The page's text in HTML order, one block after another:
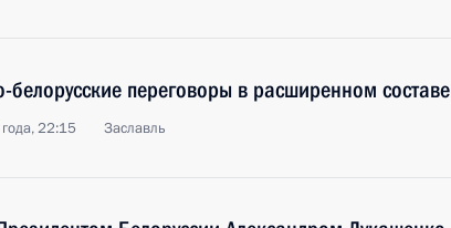
белорусские переговоры в расширенном составе
22:15 Заславль